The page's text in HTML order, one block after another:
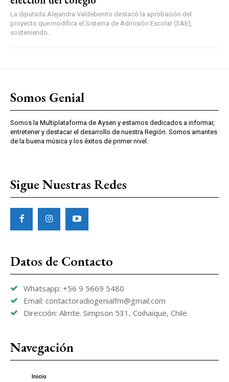
La diputada Alejandra Valdebenito destacó la aprobación del
proyecto que modifica el Sistema de Admisión Escolar (SAE),
sosteniendo...
Somos Genial
Somos la Multiplataforma de Aysen y estamos dedicados a informar,
entretener y destacar el desarrollo de nuestra Región. Somos amantes
de la buena música y los éxitos de primer nivel.
Sigue Nuestras Redes
Datos de Contacto
Whatsapp: +56 9 5669 5480
Email: contactoradiogenialfm@gmail.com
Dirección: Almte. Simpson 531, Coihaique, Chile
Navegación
Inicio